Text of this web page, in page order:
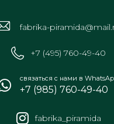
fabrika-
+7 (495) 760-49-40
связаться с нами в
+7 (985) 760-49-40
fabrika_piramida